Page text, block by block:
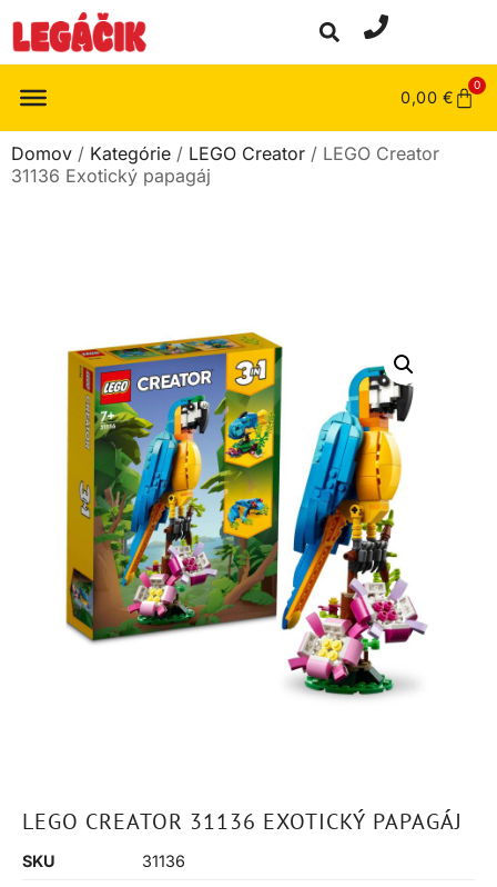
0,00 €
0
Domov / Kategórie / LEGO Creator / LEGO Creator
31136 Exotický papagáj
LEGO CREATOR 31136 EXOTICKÝ PAPAGÁJ
SKU
31136